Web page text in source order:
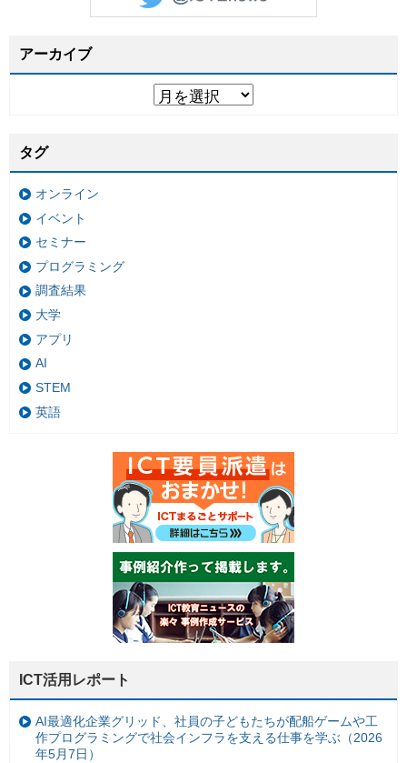
アーカイブ
タグ
オンライン
イベント
セミナー
プログラミング
調査結果
大学
アプリ
AI
STEM
英語
ICT活用レポート
AI最適化企業グリッド、社員の子どもたちが配船ゲームや工
作プログラミングで社会インフラを支える仕事を学ぶ（2026
年5月7日）